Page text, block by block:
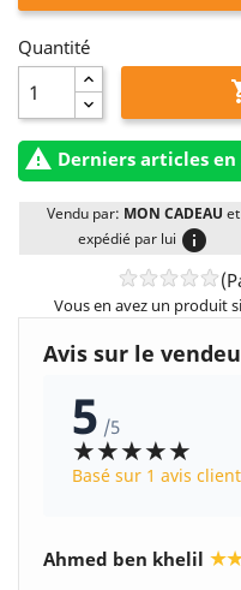
Quantité
 Derniers articles en
Vendu par: MON CADEAU et
expédié par lui info
Vous en avez un produit
Avis sur le
5 /5
★★★★★
Basé sur 1 avis client
Ahmed ben khelil